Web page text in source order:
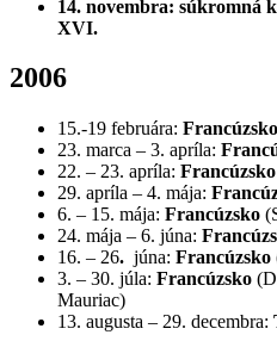
14. novembra: súkromná
XVI.
2006
15.-19 februára: Francúzsko
23. marca – 3. apríla:
22. – 23. apríla: Francúzsko
29. apríla – 4. mája:
6. – 15. mája: Francúzsko
24. mája – 6. júna:
16. – 26. júna: Francúzsko
3. – 30. júla: Francúzsko
Mauriac)
13. augusta – 29. decembra: